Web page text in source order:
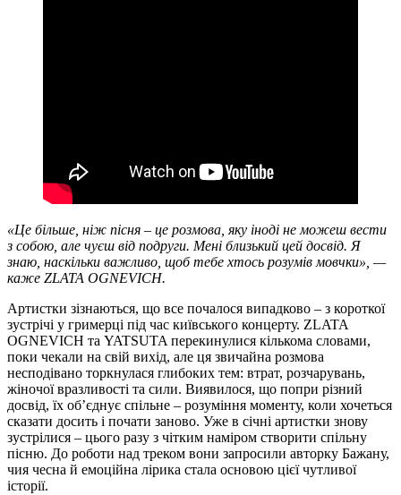
«Це більше, ніж пісня – це розмова, яку іноді не можеш вести
з собою, але чуєш від подруги. Мені близький цей досвід. Я
знаю, наскільки важливо, щоб тебе хтось розумів мовчки», —
каже ZLATA OGNEVICH.
Артистки зізнаються, що все почалося випадково – з короткої
зустрічі у гримерці під час київського концерту. ZLATA
OGNEVICH та YATSUTA перекинулися кількома словами,
поки чекали на свій вихід, але ця звичайна розмова
несподівано торкнулася глибоких тем: втрат, розчарувань,
жіночої вразливості та сили. Виявилося, що попри різний
досвід, їх об’єднує спільне – розуміння моменту, коли хочеться
сказати досить і почати заново. Уже в січні артистки знову
зустрілися – цього разу з чітким наміром створити спільну
пісню. До роботи над треком вони запросили авторку Бажану,
чия чесна й емоційна лірика стала основою цієї чутливої
історії.